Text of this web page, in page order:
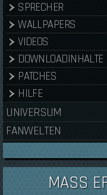
SPRECHER
WALLPAPERS
VIDEOS
DOWNLOADINHALTE
PATCHES
HILFE
UNIVERSUM
FANWELTEN
MASS